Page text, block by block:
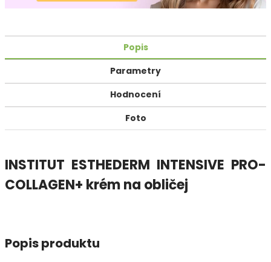
Popis
Parametry
Hodnocení
Foto
INSTITUT ESTHEDERM INTENSIVE PRO-
COLLAGEN+ krém na obličej
Popis produktu